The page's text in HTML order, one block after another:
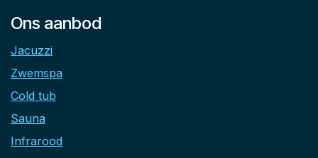
Ons aanbod
Jacuzzi
Zwemspa
Cold tub
Sauna
Infrarood